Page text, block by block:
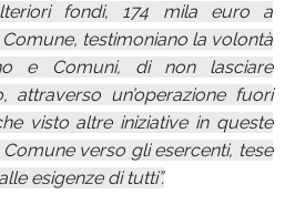
fondi, 174 mila euro a
testimoniano la volontà
e Comuni, di non lasciare
attraverso un’operazione fuori
visto altre iniziative in queste
verso gli esercenti, tese
esigenze di tutti”.